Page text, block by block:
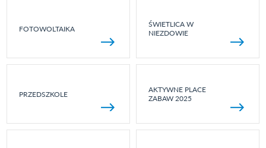
FOTOWOLTAIKA
ŚWIETLICA W
NIEZDOWIE
PRZEDSZKOLE
AKTYWNE PLACE
ZABAW 2025